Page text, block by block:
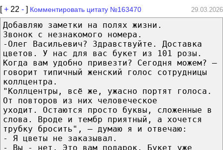
[+ 22 - ] Комментировать цитату №163470 29.03.2026
Добавляю заметки на полях жизни.
Звонок с незнакомого номера.
-Олег Васильевич? Здравствуйте. Доставка
цветов. У нас для вас букет из 101 розы.
Когда вам удобно привезти? Сегодня можем? —
говорит типичный женский голос сотрудницы
коллцентра.
"Коллцентры, всё же, ужасно портят голоса.
От повторов из них человеческое
уходит. Остаются просто буквы, сложенные в
слова. Вроде и тембр приятный, а хочется
трубку бросить", — думаю я и отвечаю:
- Я цветы не заказывал.
- Вы - нет. Это вам подарок. Букет уже